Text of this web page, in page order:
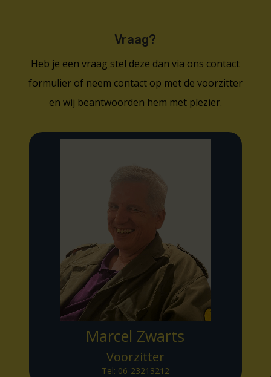
Vraag?
Heb je een vraag stel deze dan via ons contact
formulier of neem contact op met de voorzitter
en wij beantwoorden hem met plezier.
Marcel Zwarts
Voorzitter
Tel: 06-23213212